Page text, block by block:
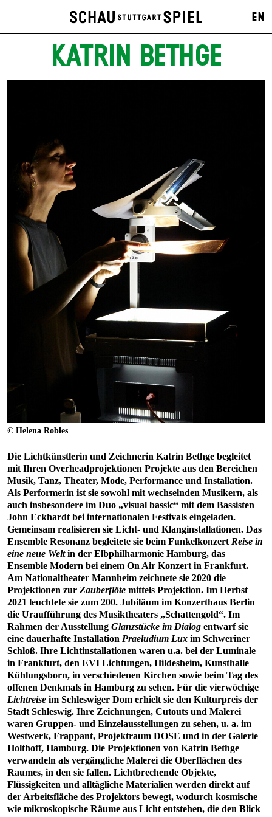
EN
KATRIN BETHGE
© Helena Robles
Die Lichtkünstlerin und Zeichnerin Katrin Bethge begleitet
mit Ihren Overheadprojektionen Projekte aus den Bereichen
Musik, Tanz, Theater, Mode, Performance und Installation.
Als Performerin ist sie sowohl mit wechselnden Musikern, als
auch insbesondere im Duo „visual bassic“ mit dem Bassisten
John Eckhardt bei internationalen Festivals eingeladen.
Gemeinsam realisieren sie Licht- und Klanginstallationen. Das
Ensemble Resonanz begleitete sie beim Funkelkonzert Reise in
eine neue Weltin der Elbphilharmonie Hamburg, das
Ensemble Modern bei einem On Air Konzert in Frankfurt.
Am Nationaltheater Mannheim zeichnete sie 2020 die
Projektionen zur Zauberflöte mittels Projektion. Im Herbst
2021 leuchtete sie zum 200. Jubiläum im Konzerthaus Berlin
die Uraufführung des Musiktheaters „Schattengold“. Im
Rahmen der Ausstellung Glanzstücke im Dialog entwarf sie
eine dauerhafte Installation Praeludium Lux im Schweriner
Schloß. Ihre Lichtinstallationen waren u.a. bei der Luminale
in Frankfurt, den EVI Lichtungen, Hildesheim, Kunsthalle
Kühlungsborn, in verschiedenen Kirchen sowie beim Tag des
offenen Denkmals in Hamburg zu sehen. Für die vierwöchige
Lichtreise im Schleswiger Dom erhielt sie den Kulturpreis der
Stadt Schleswig. Ihre Zeichnungen, Cutouts und Malerei
waren Gruppen- und Einzelausstellungen zu sehen, u. a. im
Westwerk, Frappant, Projektraum DOSE und in der Galerie
Holthoff, Hamburg. Die Projektionen von Katrin Bethge
verwandeln als vergängliche Malerei die Oberflächen des
Raumes, in den sie fallen. Lichtbrechende Objekte,
Flüssigkeiten und alltägliche Materialien werden direkt auf
der Arbeitsfläche des Projektors bewegt, wodurch kosmische
wie mikroskopische Räume aus Licht entstehen, die den Blick